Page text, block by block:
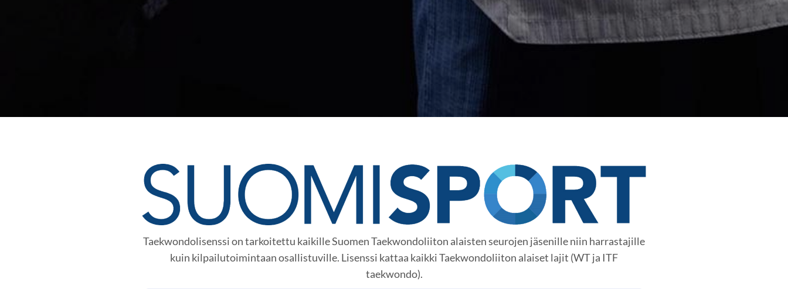
Taekwondolisenssi on tarkoitettu kaikille Suomen Taekwondoliiton alaisten seurojen jäsenille niin harrastajille
kuin kilpailutoimintaan osallistuville. Lisenssi kattaa kaikki Taekwondoliiton alaiset lajit (WT ja ITF
taekwondo).